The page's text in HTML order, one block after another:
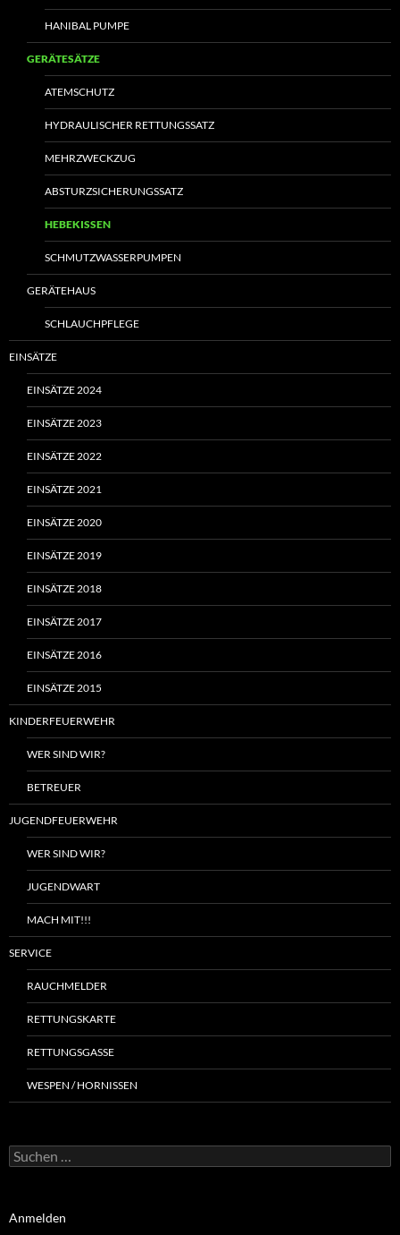
HANIBAL PUMPE
GERÄTESÄTZE
ATEMSCHUTZ
HYDRAULISCHER RETTUNGSSATZ
MEHRZWECKZUG
ABSTURZSICHERUNGSSATZ
HEBEKISSEN
SCHMUTZWASSERPUMPEN
GERÄTEHAUS
SCHLAUCHPFLEGE
EINSÄTZE
EINSÄTZE 2024
EINSÄTZE 2023
EINSÄTZE 2022
EINSÄTZE 2021
EINSÄTZE 2020
EINSÄTZE 2019
EINSÄTZE 2018
EINSÄTZE 2017
EINSÄTZE 2016
EINSÄTZE 2015
KINDERFEUERWEHR
WER SIND WIR?
BETREUER
JUGENDFEUERWEHR
WER SIND WIR?
JUGENDWART
MACH MIT!!!
SERVICE
RAUCHMELDER
RETTUNGSKARTE
RETTUNGSGASSE
WESPEN / HORNISSEN
Suchen
nach:
Anmelden